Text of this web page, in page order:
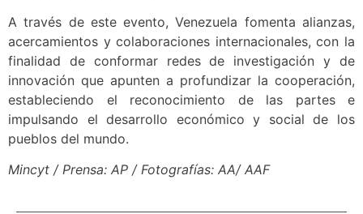
A través de este evento, Venezuela fomenta alianzas,
acercamientos y colaboraciones internacionales, con la
finalidad de conformar redes de investigación y de
innovación que apunten a profundizar la cooperación,
estableciendo el reconocimiento de las partes e
impulsando el desarrollo económico y social de los
pueblos del mundo.
Mincyt / Prensa: AP / Fotografías: AA/ AAF